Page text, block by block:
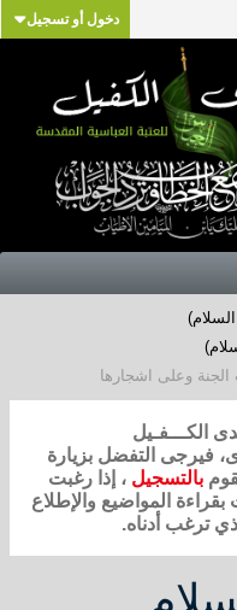
دخول أو تسجيل
وعلى اشجارها
الكـــفـيل
فيرجى التفضل بزيارة
بالتسجيل ، إذا رغبت
المواضيع والإطلاع
ترغب أدناه.